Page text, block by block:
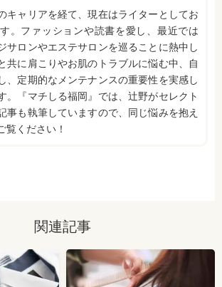
キャリアを経て、現在はライターとしてお
。ファッションや読書を愛し、最近では
サロンやエステサロンを巡ることに熱中し
共に肩こりやお肌のトラブルに悩む中、自
、定期的なメンテナンスの重要性を実感し
。『マチしる福岡』では、辻野がセレクト
事も執筆していますので、同じ悩みを抱え
覧ください！
関連記事